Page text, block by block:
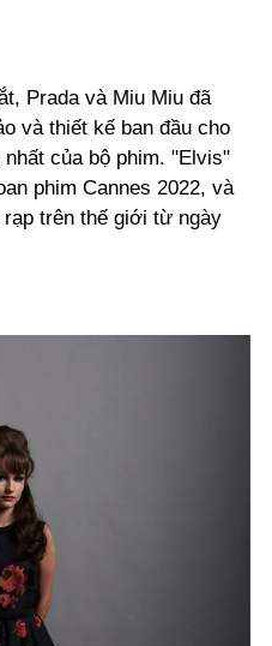
Prada và Miu Miu đã
và thiết kế ban đầu cho
của bộ phim. "Elvis"
phim Cannes 2022, và
trên thế giới từ ngày